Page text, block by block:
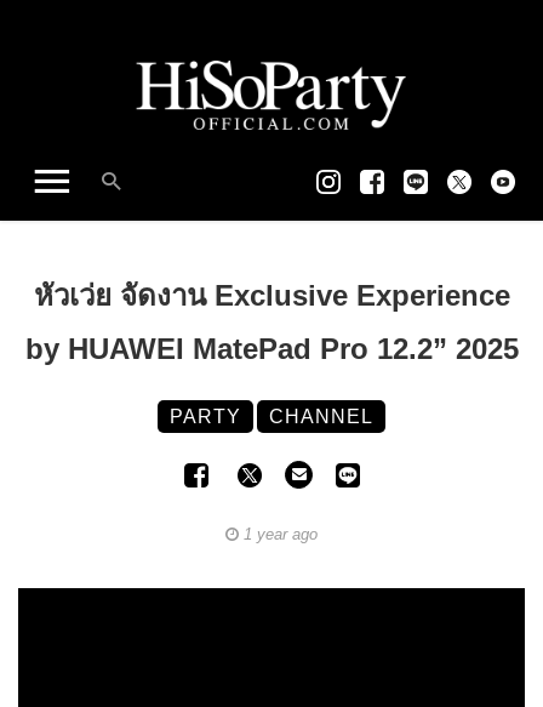
หัวเว่ย จัดงาน Exclusive Experience
by HUAWEI MatePad Pro 12.2” 2025
PARTY CHANNEL
1 year ago